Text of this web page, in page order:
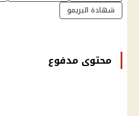
شهادة البريمو
محتوى مدفوع